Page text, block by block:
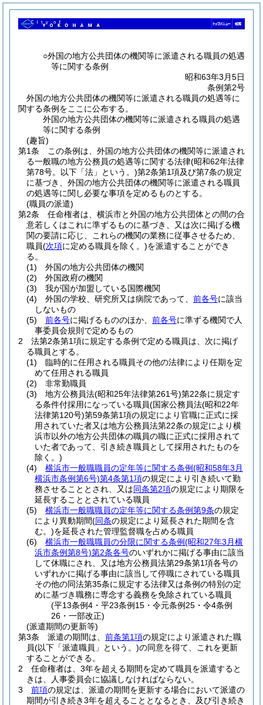
○外国の地方公共団体の機関等に派遣される職員の処遇
等に関する条例
昭和63年3月5日
条例第2号
外国の地方公共団体の機関等に派遣される職員の処遇等に
関する条例をここに公布する。
外国の地方公共団体の機関等に派遣される職員の処遇
等に関する条例
(趣旨)
第1条
この条例は、外国の地方公共団体の機関等に派遣され
る一般職の地方公務員の処遇等に関する法律(昭和62年法律
第78号。以下「法」という。)第2条第1項及び第7条の規定
に基づき、外国の地方公共団体の機関等に派遣される職員
の処遇等に関し必要な事項を定めるものとする。
(職員の派遣)
第2条
任命権者は、横浜市と外国の地方公共団体との間の合
意若しくはこれに準ずるものに基づき、又は次に掲げる機
関の要請に応じ、これらの機関の業務に従事させるため、
職員(次項に定める職員を除く。)を派遣することができ
る。
(1)
外国の地方公共団体の機関
(2)
外国政府の機関
(3)
我が国が加盟している国際機関
(4)
外国の学校、研究所又は病院であって、 前各号に該当
しないもの
(5)
前各号に掲げるもののほか、 前各号に準ずる機関で人
事委員会規則で定めるもの
2
法第2条第1項に規定する条例で定める職員は、次に掲げ
る職員とする。
(1)
臨時的に任用される職員その他の法律により任期を定
めて任用される職員
(2)
非常勤職員
(3)
地方公務員法(昭和25年法律第261号)第22条に規定す
る条件付採用になっている職員(国家公務員法(昭和22年
法律第120号)第59条第1項の規定により官職に正式に採
用されていた者又は地方公務員法第22条の規定により横
浜市以外の地方公共団体の職員の職に正式に採用されて
いた者であって、引き続き職員として採用されたものを
除く。)
(4)
横浜市一般職職員の定年等に関する条例(昭和58年3月
横浜市条例第6号)第4条第1項の規定により引き続いて勤
務させることとされ、又は同条第2項の規定により期限を
延長することとされている職員
(5)
横浜市一般職職員の定年等に関する条例第9条の規定
により異動期間(同条の規定により延長された期間を含
む。)を延長された管理監督職を占める職員
(6)
横浜市一般職職員の分限に関する条例(昭和27年3月横
浜市条例第8号)第2条各号のいずれかに掲げる事由に該当
して休職にされ、又は地方公務員法第29条第1項各号の
いずれかに掲げる事由に該当して停職にされている職員
その他の同法第35条に規定する法律又は条例の特別の定
めに基づき職務に専念する義務を免除されている職員
(平13条例4・平23条例15・令元条例25・令4条例
26・一部改正)
(派遣期間の更新等)
第3条
派遣の期間は、 前条第1項の規定により派遣された職
員(以下「派遣職員」という。)の同意を得て、これを更新
することができる。
2
任命権者は、3年を超える期間を定めて職員を派遣すると
きは、人事委員会に協議しなければならない。
3
前項の規定は、派遣の期間を更新する場合において派遣の
期間が引き続き3年を超えることとなるとき、及び引き続き